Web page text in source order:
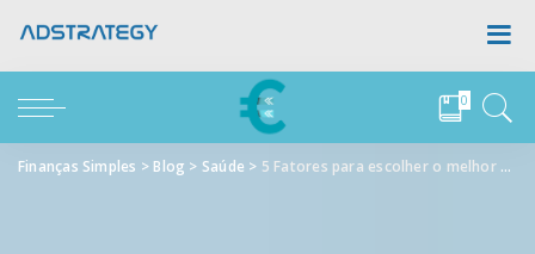
0
Finanças Simples >Blog > Saúde > 5 Fatores para escolher o melhor Seguro de Saúde